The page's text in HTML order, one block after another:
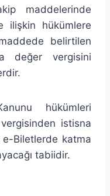
maddelerinde
ilişkin hükümlere
belirtilen
değer vergisini
hükümleri
istisna
e-Biletlerde katma
tabiidir.